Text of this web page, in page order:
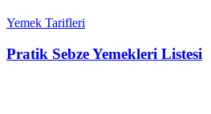
Yemek Tarifleri
Pratik Sebze Yemekleri Listesi